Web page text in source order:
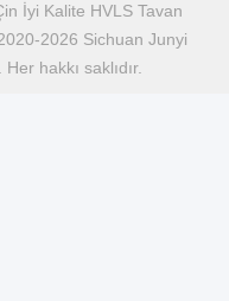
İyi Kalite HVLS Tavan
2026 Sichuan Junyi
hakkı saklıdır.